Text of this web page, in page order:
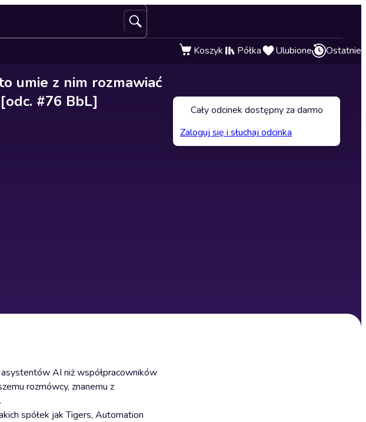
Koszyk Półka Ulubione Ostatnie
umie z nim rozmawiać
#76 BbL]
asystentów AI niż współpracowników
rozmówcy, znanemu z
spółek jak Tigers, Automation
Cały odcinek dostępny za darmo
Zaloguj się i słuchaj odcinka